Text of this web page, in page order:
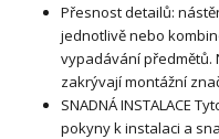
Přesnost detailů:
jednotlivě nebo
vypadávání předmětů.
zakrývají montážní
SNADNÁ INSTALACE
pokyny k instalaci a